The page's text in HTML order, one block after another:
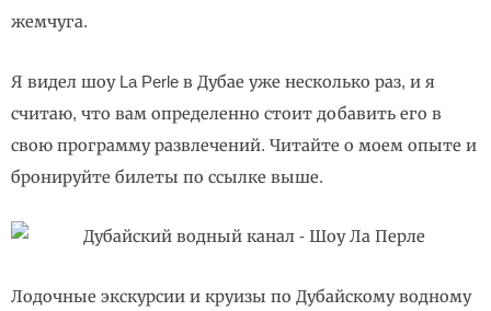
жемчуга.
Я видел шоу La Perle в Дубае уже несколько раз, и я
считаю, что вам определенно стоит добавить его в
свою программу развлечений. Читайте о моем опыте и
бронируйте билеты по ссылке выше.
Лодочные экскурсии и круизы по Дубайскому водному